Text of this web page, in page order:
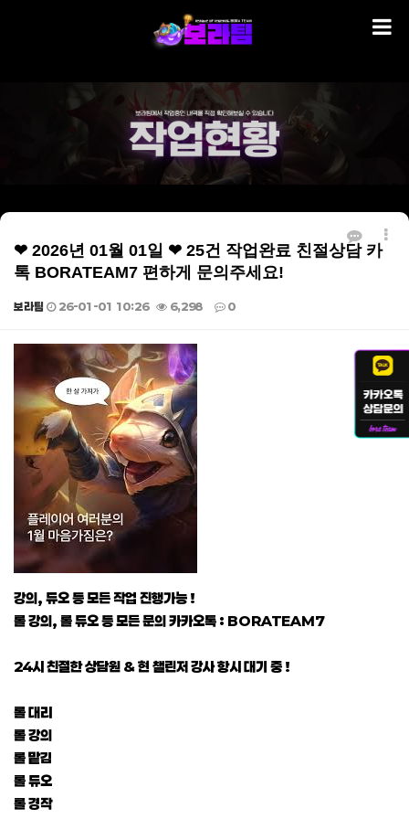
❤ 2026년 01월 01일 ❤ 25건 작업완료 친절상담 카
톡 BORATEAM7 편하게 문의주세요!
보라팀 26-01-01 10:26 6,298 0
강의, 듀오 등 모든 작업 진행가능 !
롤 강의, 롤 듀오 등 모든 문의 카카오톡 : BORATEAM7
24시 친절한 상담원 & 현 챌린저 강사 항시 대기 중 !
롤 대리
롤 강의
롤 맡김
롤 듀오
롤 경작